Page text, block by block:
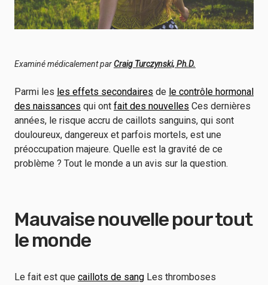
Examiné médicalement parCraig Turczynski, Ph.D.
Parmi les les effets secondaires de le contrôle hormonal
des naissances qui ont fait des nouvelles Ces dernières
années, le risque accru de caillots sanguins, qui sont
douloureux, dangereux et parfois mortels, est une
préoccupation majeure. Quelle est la gravité de ce
problème ? Tout le monde a un avis sur la question.
Mauvaise nouvelle pour tout
le monde
Le fait est que caillots de sang Les thromboses